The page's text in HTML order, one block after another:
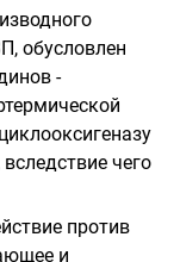
обусловлен
-
чего
против
и